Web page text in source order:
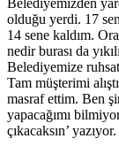
Belediyemizden
olduğu yerdi. 17
14 sene kaldım.
nedir burası da
Belediyemize
Tam müşterimi
masraf ettim. Ben
yapacağımı
çıkacaksın’